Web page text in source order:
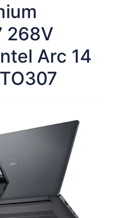
268V
Arc 14